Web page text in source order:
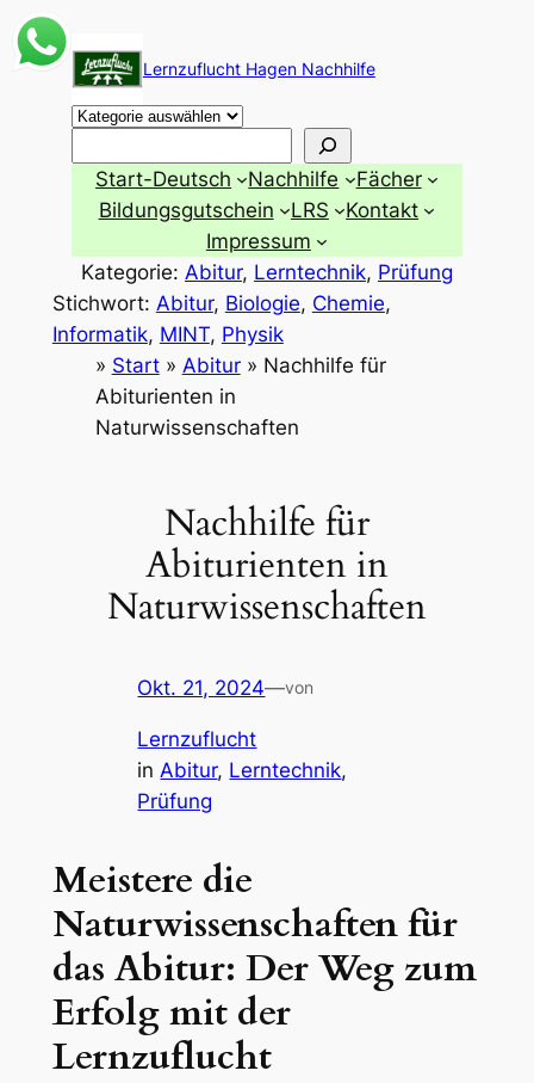
Zum
Inhalt
springen
Lernzuflucht Hagen Nachhilfe
Start-Deutsch Nachhilfe
Fächer
Bildungsgutschein
LRS
Kontakt
Impressum
Kategorie: Abitur, Lerntechnik, Prüfung
Stichwort: Abitur, Biologie, Chemie
Informatik, MINT, Physik
» Start» Abitur» Nachhilfe für
Abiturienten in
Naturwissenschaften
Nachhilfe für
Abiturienten in
Naturwissenschaften
Okt. 21, 2024—von
Lernzuflucht
inAbitur, Lerntechnik
Prüfung
Meistere die
Naturwissenschaften für
das Abitur: Der Weg zum
Erfolg mit der
Lernzuflucht